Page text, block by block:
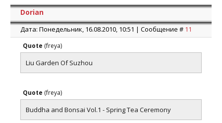
Dorian
Дата: Понедельник, 16.08.2010, 10:51 | Сообщение # 11
Quote (freya)
Liu Garden Of Suzhou
Quote (freya)
Buddha and Bonsai Vol.1 - Spring Tea Ceremony